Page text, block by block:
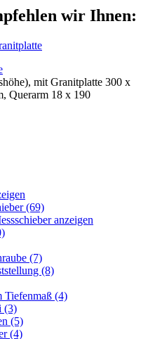
wir Ihnen:
mit Granitplatte 300 x
Querarm 18 x 190
(69)
anzeigen
(7)
(8)
Tiefenmaß (4)
(3)
(5)
(4)